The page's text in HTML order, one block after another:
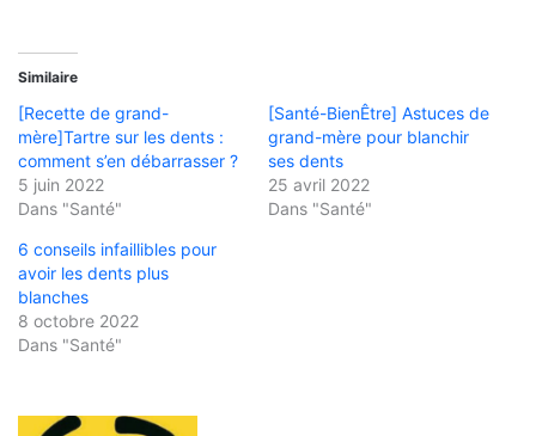
Similaire
[Recette de grand-
mère]Tartre sur les dents :
comment s’en débarrasser ?
5 juin 2022
Dans "Santé"
[Santé-BienÊtre] Astuces de
grand-mère pour blanchir
ses dents
25 avril 2022
Dans "Santé"
6 conseils infaillibles pour
avoir les dents plus
blanches
8 octobre 2022
Dans "Santé"